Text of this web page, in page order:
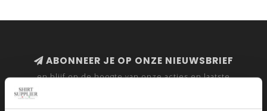
ABONNEER JE OP ONZE NIEUWSBRIEF
en blijf op de hoogte van onze acties en laatste